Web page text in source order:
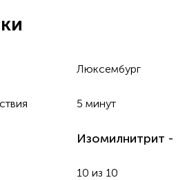
Люксембург
5 минут
Изомилнитрит
10 из 10